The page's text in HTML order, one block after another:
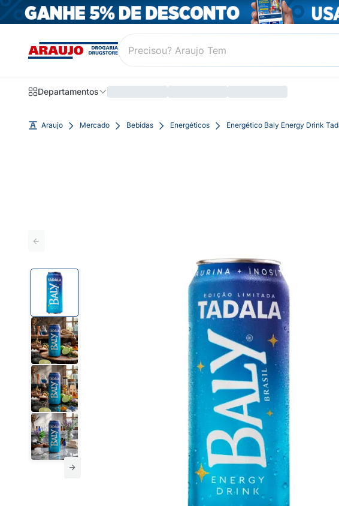
Departamentos
Araujo Mercado Bebidas Energéticos Energético Baly Energy Drink